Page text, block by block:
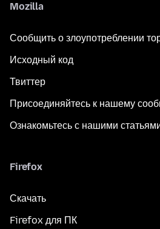
Mozilla
Сообщить о злоупотреблении
Исходный код
Твиттер
Присоединяйтесь к нашему
Ознакомьтесь с нашими
Firefox
Скачать
Firefox для ПК